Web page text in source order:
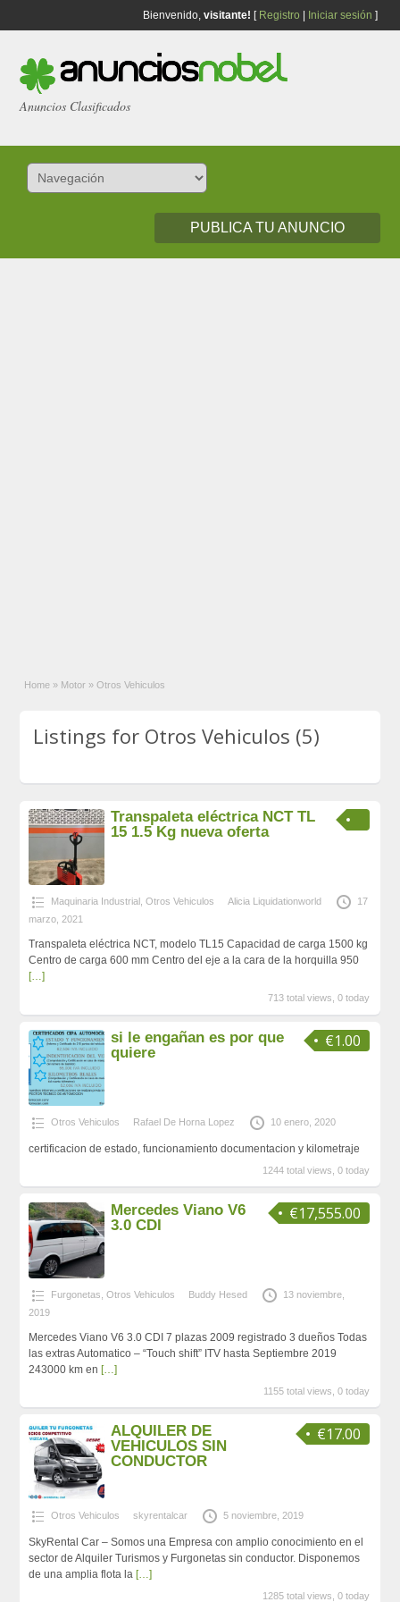
Bienvenido, visitante! [ Registro Iniciar sesión ]
Anuncios Clasificados
PUBLICA TU ANUNCIO
Home » Motor » Otros Vehiculos
Listings for Otros Vehiculos (5)
Transpaleta eléctrica NCT TL
15 1.5 Kg nueva oferta
Maquinaria Industrial Otros Vehiculos Alicia Liquidationworld
17
marzo, 2021
Transpaleta eléctrica NCT, modelo TL15 Capacidad de carga 1500 kg
Centro de carga 600 mm Centro del eje a la cara de la horquilla 950
[…]
713 total views, 0 today
€1.00
si le engañan es por que
quiere
Otros Vehiculos Rafael De Horna Lopez 10 enero, 2020
certificacion de estado, funcionamiento documentacion y kilometraje
1244 total views, 0 today
€17,555.00
Mercedes Viano V6
3.0 CDI
Furgonetas Otros Vehiculos Buddy Hesed
13 noviembre,
2019
Mercedes Viano V6 3.0 CDI 7 plazas 2009 registrado 3 dueños Todas
las extras Automatico – “Touch shift” ITV hasta Septiembre 2019
243000 km en […]
1155 total views, 0 today
€17.00
ALQUILER DE
VEHICULOS SIN
CONDUCTOR
Otros Vehiculos skyrentalcar 5 noviembre, 2019
SkyRental Car – Somos una Empresa con amplio conocimiento en el
sector de Alquiler Turismos y Furgonetas sin conductor. Disponemos
de una amplia flota la […]
1285 total views, 0 today